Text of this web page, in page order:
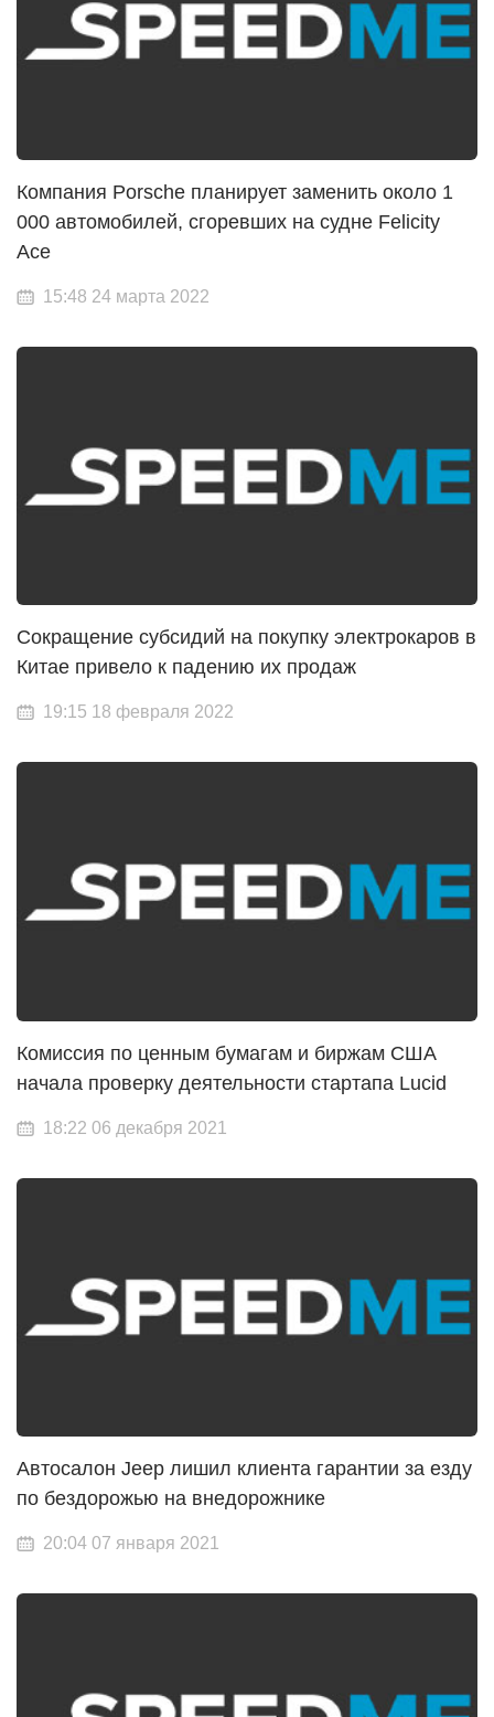
Компания Porsche планирует заменить около 1
000 автомобилей, сгоревших на судне Felicity
Ace
15:48 24 марта 2022
Сокращение субсидий на покупку электрокаров в
Китае привело к падению их продаж
19:15 18 февраля 2022
Комиссия по ценным бумагам и биржам США
начала проверку деятельности стартапа Lucid
18:22 06 декабря 2021
Автосалон Jeep лишил клиента гарантии за езду
по бездорожью на внедорожнике
20:04 07 января 2021